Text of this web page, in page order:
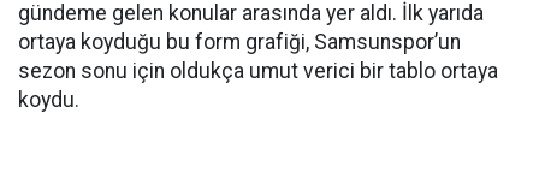
gündeme gelen konular arasında yer aldı. İlk yarıda
ortaya koyduğu bu form grafiği, Samsunspor’un
sezon sonu için oldukça umut verici bir tablo ortaya
koydu.